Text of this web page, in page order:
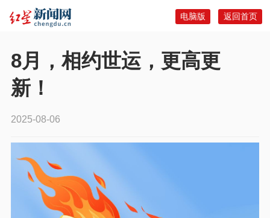
返回首页
电脑版
8月，相约世运，更高更
新！
2025-08-06